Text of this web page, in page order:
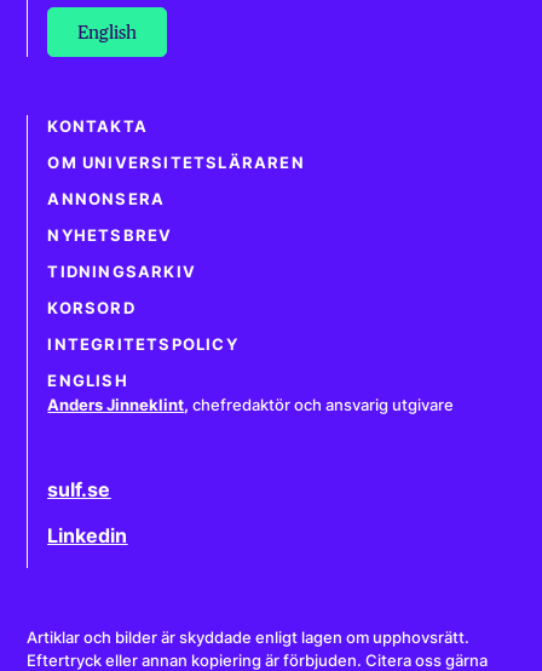
English
KONTAKTA
OM UNIVERSITETSLÄRAREN
ANNONSERA
NYHETSBREV
TIDNINGSARKIV
KORSORD
INTEGRITETSPOLICY
ENGLISH
Anders Jinneklint, chefredaktör och ansvarig utgivare
sulf.se
Linkedin
Artiklar och bilder är skyddade enligt lagen om upphovsrätt.
Eftertryck eller annan kopiering är förbjuden. Citera oss gärna